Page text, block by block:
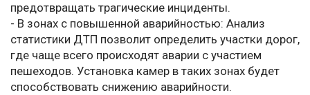
предотвращать трагические инциденты.
- В зонах с повышенной аварийностью: Анализ
статистики ДТП позволит определить участки дорог,
где чаще всего происходят аварии с участием
пешеходов. Установка камер в таких зонах будет
способствовать снижению аварийности.